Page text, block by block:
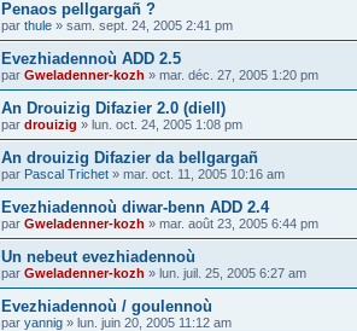
Penaos pellgargañ ?
par thule » sam. sept. 24, 2005 2:41 pm
Evezhiadennoù ADD 2.5
par Gweladenner-kozh » mar. déc. 27, 2005 1:20 pm
An Drouizig Difazier 2.0 (diell)
par drouizig » lun. oct. 24, 2005 1:08 pm
An drouizig Difazier da bellgargañ
par Pascal Trichet » mar. oct. 11, 2005 10:16 am
Evezhiadennoù diwar-benn ADD 2.4
par Gweladenner-kozh » mar. août 23, 2005 6:44 pm
Un nebeut evezhiadennoù
par Gweladenner-kozh » lun. juil. 25, 2005 6:27 am
Evezhiadennoù / goulennoù
par yannig » lun. juin 20, 2005 11:12 am